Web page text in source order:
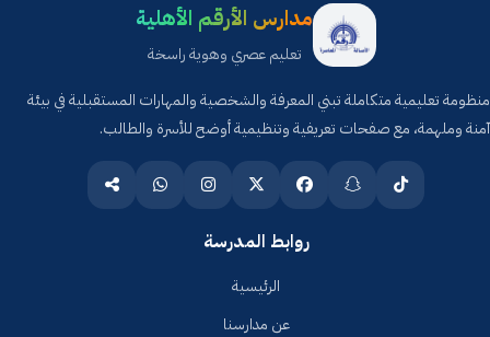
مدارس الأرقم الأهلية
تعليم عصري وهوية راسخة
منظومة تعليمية متكاملة تبني المعرفة والشخصية والمهارات المستقبلية في بيئة
آمنة وملهمة، مع صفحات تعريفية وتنظيمية أوضح للأسرة والطالب.
روابط المدرسة
الرئيسية
عن مدارسنا